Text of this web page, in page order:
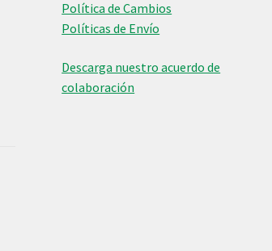
Política de Cambios
Políticas de Envío
Descarga nuestro acuerdo de
colaboración